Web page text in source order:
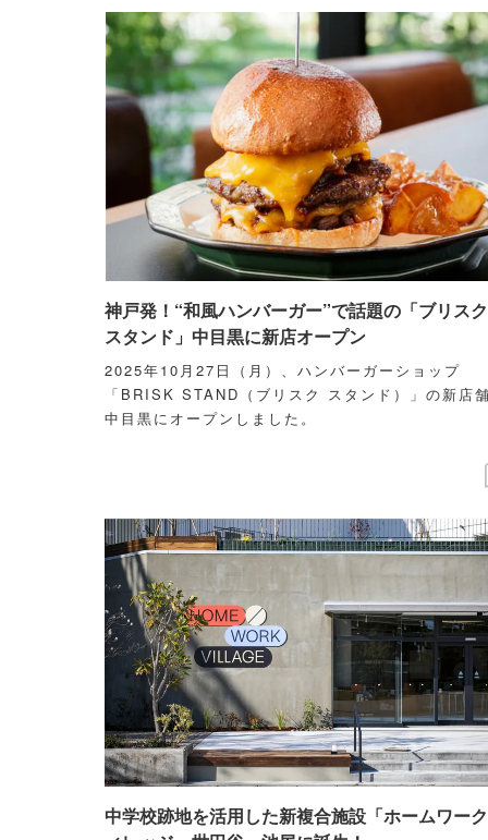
神戸発！“和風ハンバーガー”で話題の「ブリスク
スタンド」中目黒に新店オープン
2025年10月27日（月）、ハンバーガーショップ
「BRISK STAND（ブリスク スタンド）」の新店
中目黒にオープンしました。
中学校跡地を活用した新複合施設「ホームワー